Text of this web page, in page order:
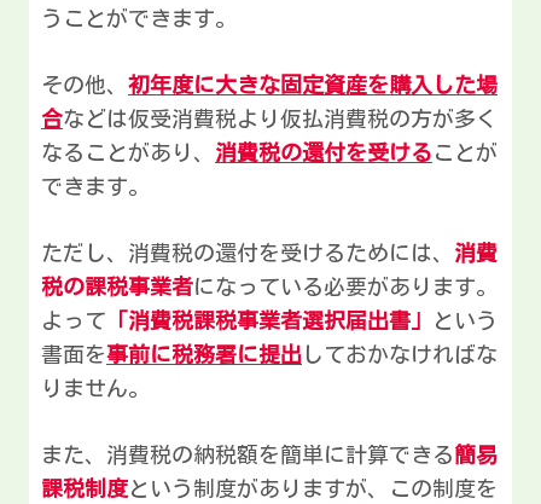
うことができます。
その他、 初年度に大きな固定資産を購入した場
合などは仮受消費税より仮払消費税の方が多く
なることがあり、 消費税の還付を受ける ことが
できます。
ただし、消費税の還付を受けるためには、 消費
税の課税事業者になっている必要があります。
よって 「消費税課税事業者選択届出書」
という
書面を事前に税務署に提出 しておかなければな
りません。
また、消費税の納税額を簡単に計算できる簡易
課税制度という制度がありますが、この制度を